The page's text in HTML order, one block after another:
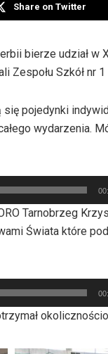
Share on Twitter
bierze udział w
Zespołu Szkół nr
pojedynki
wydarzenia.
Tarnobrzeg
Świata które